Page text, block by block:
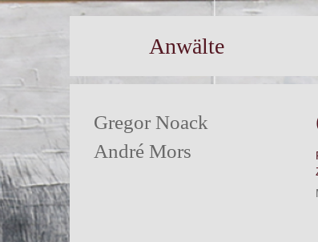
Anwälte
Gregor Noack
André Mors